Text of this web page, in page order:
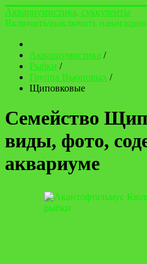
Аквариумистика, суккуленты
Включить/выключить навигацию
Аквариумистика /
Рыбки /
Группа Вьюновых /
Щиповковые
Семейство
виды, фото,
аквариуме